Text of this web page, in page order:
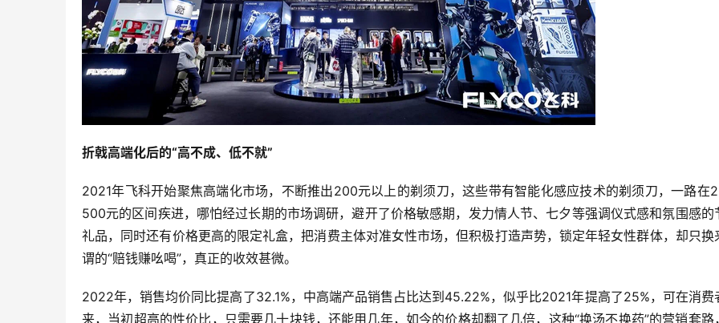
折戟高端化后的“高不成、低不就”
2021年飞科开始聚焦高端化市场，不断推出200元以上的剃须刀，这些带有智能化感应技术的剃须刀，一路在
500元的区间疾进，哪怕经过长期的市场调研，避开了价格敏感期，发力情人节、七夕等强调仪式感和氛围感的
礼品，同时还有价格更高的限定礼盒，把消费主体对准女性市场，但积极打造声势，锁定年轻女性群体，却只换
谓的“赔钱赚吆喝”，真正的收效甚微。
2022年，销售均价同比提高了32.1%，中高端产品销售占比达到45.22%，似乎比2021年提高了25%，可在消费
来，当初超高的性价比，只需要几十块钱，还能用几年，如今的价格却翻了几倍，这种“换汤不换药”的营销套路